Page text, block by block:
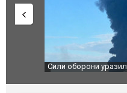
Сили оборони
атаку. ВІДЕО